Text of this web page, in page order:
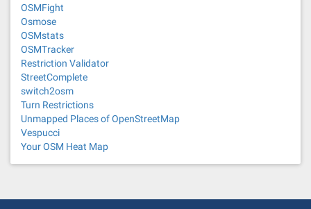
OSMFight
Osmose
OSMstats
OSMTracker
Restriction Validator
StreetComplete
switch2osm
Turn Restrictions
Unmapped Places of OpenStreetMap
Vespucci
Your OSM Heat Map